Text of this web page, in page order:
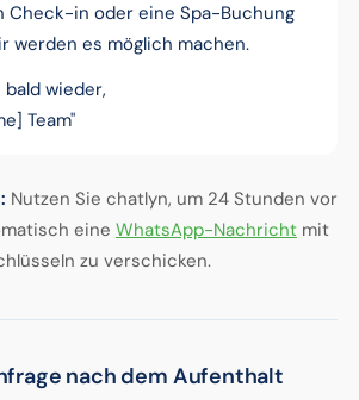
Check-in oder eine Spa-Buchung
werden es möglich machen.
wieder,
Team"
Nutzen Sie chatlyn, um 24 Stunden vor
eine WhatsApp-Nachrichtmit
zu verschicken.
nach dem Aufenthalt